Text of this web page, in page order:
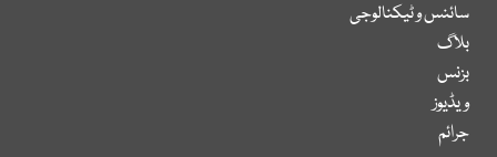
سائنس و ٹیکنالوجی
بلاگ
بزنس
ویڈیوز
جرائم